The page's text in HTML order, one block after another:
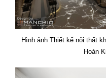
Hình ảnh Thiết kế nội thất
Hoàn